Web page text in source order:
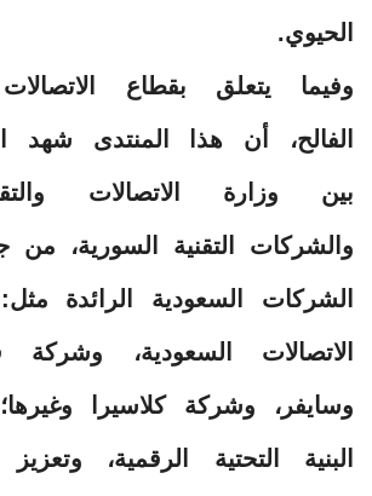
الحيوي.
وفيما يتعلق بقطاع
الفالح، أن هذا المنتدى شهد
بين وزارة الاتصالات
والشركات التقنية السورية، من
الشركات السعودية الرائدة
الاتصالات السعودية، وشركة
وسايفر، وشركة كلاسيرا
البنية التحتية الرقمية،